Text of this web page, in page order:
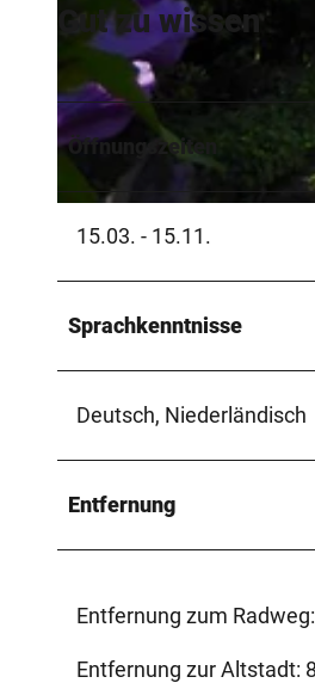
Gut zu wissen
Öffnungszeiten
15.03. - 15.11.
Sprachkenntnisse
Deutsch, Niederländisch
Entfernung
Entfernung zum
Entfernung zur Altstadt: